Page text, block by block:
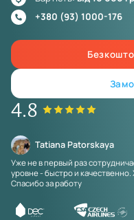
+380 (93) 1000-176
4.8
Tatiana Patorskaya
Уже не в первый раз
уровне - быстро и
Спасибо за работу